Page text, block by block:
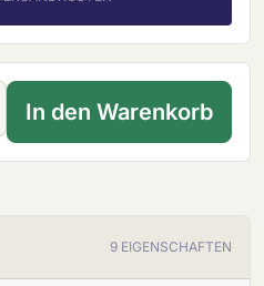
den gewünschten
In den Warenkorb
9 EIGENSCHAFTEN